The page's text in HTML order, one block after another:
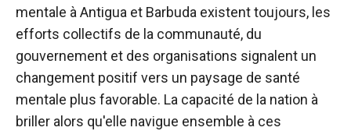
mentale à Antigua et Barbuda existent toujours, les
efforts collectifs de la communauté, du
gouvernement et des organisations signalent un
changement positif vers un paysage de santé
mentale plus favorable. La capacité de la nation à
briller alors qu'elle navigue ensemble à ces